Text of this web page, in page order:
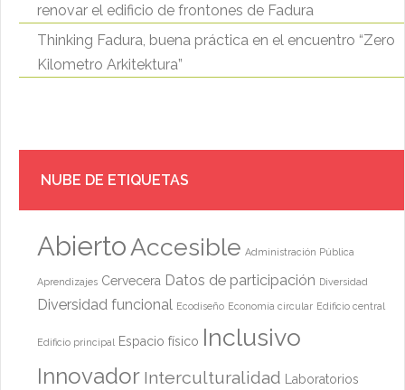
renovar el edificio de frontones de Fadura
Thinking Fadura, buena práctica en el encuentro “Zero
Kilometro Arkitektura”
NUBE DE ETIQUETAS
AbiertoAccesible Administración Pública
Aprendizajes Cervecera Datos de participación Diversidad
Diversidad funcional Ecodiseño Economía circular Edificio central
Edificio principal Espacio físico Inclusivo
Innovador Interculturalidad Laboratorios